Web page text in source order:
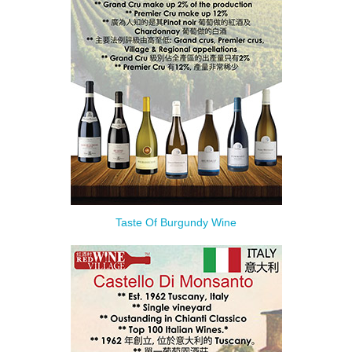
Taste Of Burgundy Wine